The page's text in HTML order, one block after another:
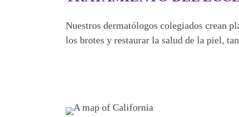
Nuestros dermatólogos colegiados crean
los brotes y restaurar la salud de la piel,